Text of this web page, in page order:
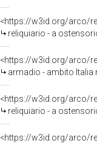
<https://w3id.org/arco/
reliquiario - a
<https://w3id.org/arco/
armadio - ambito Italia
<https://w3id.org/arco/
reliquiario - a
<https://w3id.org/arco/